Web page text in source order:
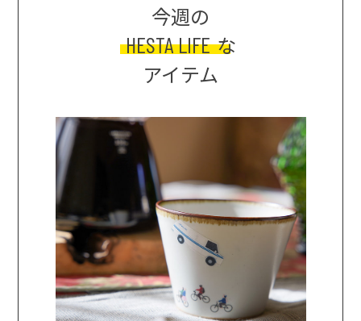
今週の
HESTA LIFE な
アイテム